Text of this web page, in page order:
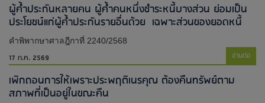
ผู้ค้ำประกันหลายคน ผู้ค้ำคนหนึ่งชำระหนี้บางส่วน ย่อมเป็น
ประโยชน์แก่ผู้ค้ำประกันรายอื่นด้วย เฉพาะส่วนของยอดหนี้
คำพิพากษาศาลฎีกาที่ 2240/2568
17 ก.ค. 2569 อ่านต่อ
เพิกถอนการให้เพราะประพฤติเนรคุณ ต้องคืนทรัพย์ตาม
สภาพที่เป็นอยู่ในขณะคืน